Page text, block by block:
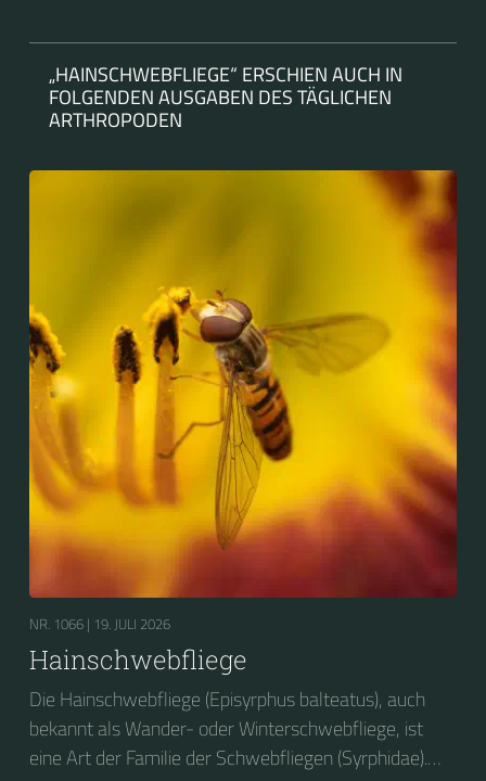
„HAINSCHWEBFLIEGE“ ERSCHIEN AUCH IN
FOLGENDEN AUSGABEN DES TÄGLICHEN
ARTHROPODEN
NR. 1066 | 19. JULI 2026
Hainschwebfliege
Die Hainschwebfliege (Episyrphus balteatus), auch
bekannt als Wander- oder Winterschwebfliege, ist
eine Art der Familie der Schwebfliegen (Syrphidae).